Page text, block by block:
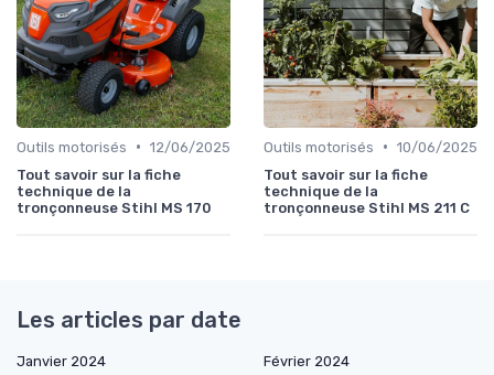
Outils motorisés • 12/06/2025
Tout savoir sur la fiche
technique de la
tronçonneuse Stihl MS 170
Outils motorisés • 10/06/2025
Tout savoir sur la fiche
technique de la
tronçonneuse Stihl MS 211 C
Les articles par date
Janvier 2024
Février 2024